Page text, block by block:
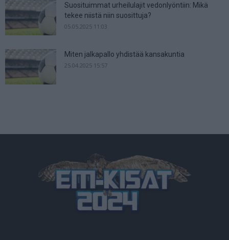
Suosituimmat urheilulajit vedonlyöntiin: Mikä
tekee niistä niin suosittuja?
05.05.2025 11:03
Miten jalkapallo yhdistää kansakuntia
25.04.2025 15:57